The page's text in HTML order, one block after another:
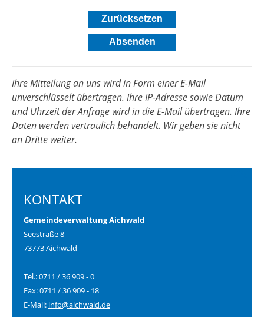
Ihre Mitteilung an uns wird in Form einer E-Mail
unverschlüsselt übertragen. Ihre IP-Adresse sowie Datum
und Uhrzeit der Anfrage wird in die E-Mail übertragen. Ihre
Daten werden vertraulich behandelt. Wir geben sie nicht
an Dritte weiter.
KONTAKT
Gemeindeverwaltung Aichwald
Seestraße 8
73773 Aichwald
Tel.: 0711 / 36 909 - 0
Fax: 0711 / 36 909 - 18
E-Mail: info@aichwald.de